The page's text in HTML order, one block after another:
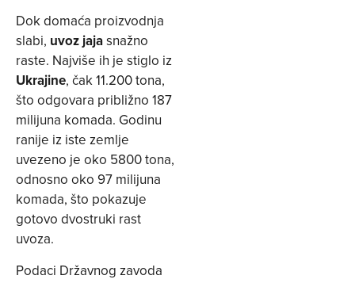
Dok domaća proizvodnja
slabi, uvoz jajasnažno
raste. Najviše ih je stiglo iz
Ukrajine, čak 11.200 tona,
što odgovara približno 187
milijuna komada. Godinu
ranije iz iste zemlje
uvezeno je oko 5800 tona,
odnosno oko 97 milijuna
komada, što pokazuje
gotovo dvostruki rast
uvoza.
Podaci Državnog zavoda